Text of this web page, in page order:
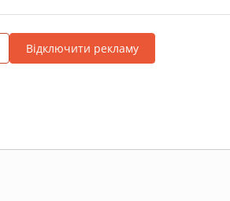
Відключити рекламу